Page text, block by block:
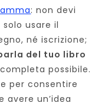
: non devi
usare il
né iscrizione;
del tuo libro
possibile.
per consentire
avere un’idea